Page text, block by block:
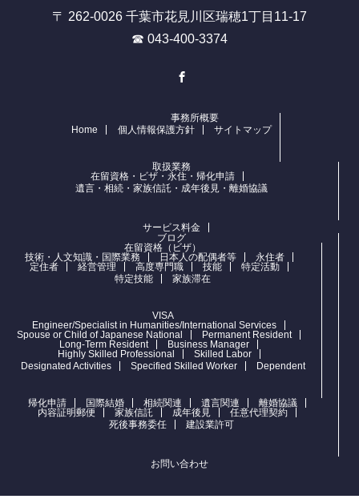
〒 262-0026 千葉市花見川区瑞穂1丁目11-17
☎ 043-400-3374
Home
事務所概要
個人情報保護方針
サイトマップ
取扱業務
在留資格・ビザ・永住・帰化申請
遺言・相続・家族信託・成年後見・離婚協議
サービス料金
ブログ
在留資格（ビザ）
技術・人文知識・国際業務
日本人の配偶者等
永住者
定住者
経営管理 高度専門職 技能
特定活動
特定技能
家族滞在
VISA
Engineer/Specialist in Humanities/International Services
Spouse or Child of Japanese National
Permanent Resident
Long-Term Resident
Business Manager
Highly Skilled Professional
Skilled Labor
Designated Activities
Specified Skilled Worker Dependent
帰化申請 国際結婚 相続関連 遺言関連
離婚協議
内容証明郵便
家族信託 成年後見
任意代理契約
死後事務委任
建設業許可
お問い合わせ